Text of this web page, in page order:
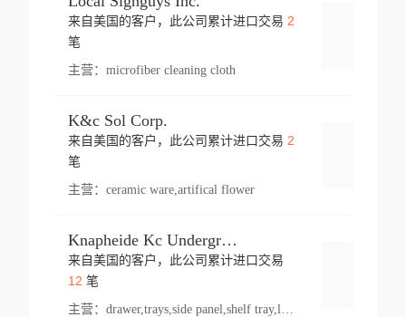
来自美国的客户，此公司累计进口交易 2
笔
主营： microfiber cleaning cloth
K&c Sol Corp.
来自美国的客户，此公司累计进口交易 2
笔
主营： ceramic ware,artifical flower
Knapheide Kc Underground
来自美国的客户，此公司累计进口交易
12 笔
主营：